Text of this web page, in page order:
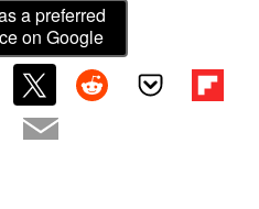
a preferred
on Google